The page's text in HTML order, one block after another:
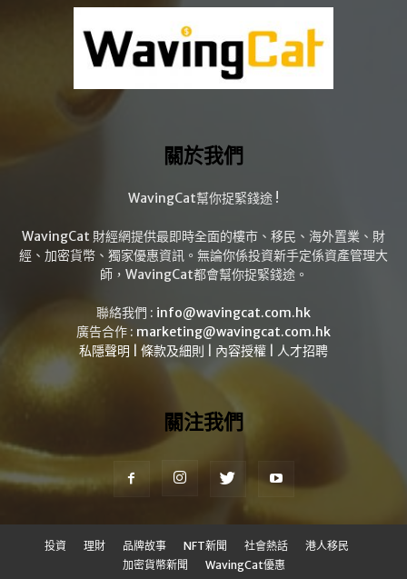
關於我們
WavingCat幫你捉緊錢途 !
WavingCat 財經網提供最即時全面的樓市、移民、海外置業、財
經、加密貨幣、獨家優惠資訊。無論你係投資新手定係資產管理大
師，WavingCat都會幫你捉緊錢途。
聯絡我們 : info@wavingcat.com.hk
廣告合作 : marketing@wavingcat.com.hk
私隱聲明
條款及細則 內容授權 人才招聘
關注我們
投資 理財 品牌故事 NFT新聞 社會熱話
港人移民
加密貨幣新聞
WavingCat優惠